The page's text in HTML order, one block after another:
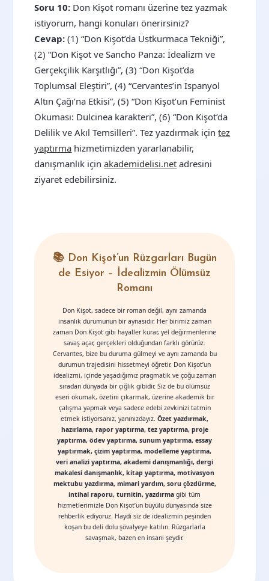
Soru 10: Don Kişot romanı üzerine tez yazmak
istiyorum, hangi konuları önerirsiniz?
Cevap: (1) “Don Kişot’da Üstkurmaca Tekniği”,
(2) “Don Kişot ve Sancho Panza: İdealizm ve
Gerçekçilik Karşıtlığı”, (3) “Don Kişot’da
Toplumsal Eleştiri”, (4) “Cervantes’in İspanyol
Altın Çağı’na Etkisi”, (5) “Don Kişot’un Feminist
Okuması: Dulcinea karakteri”, (6) “Don Kişot’da
Delilik ve Akıl Temsilleri”. Tez yazdırmak içintez
yaptırma hizmetimizden yararlanabilir,
danışmanlık içinakademidelisi.net adresini
ziyaret edebilirsiniz.
📚 Don Kişot’un Rüzgarları Bugün
de Esiyor – İdealizmin Ölümsüz
Romanı
Don Kişot, sadece bir roman değil, aynı zamanda
insanlık durumunun bir aynasıdır. Her birimiz zaman
zaman Don Kişot gibi hayaller kurar, yel değirmenlerine
savaş açar, gerçekleri olduğundan farklı görürüz.
Cervantes, bize bu duruma gülmeyi ve aynı zamanda bu
durumun trajedisini hissetmeyi öğretir. Don Kişot’un
idealizmi, içinde yaşadığımız pragmatik ve çoğu zaman
sıradan dünyada bir çığlık gibidir. Siz de bu ölümsüz
eseri okumak, özetini çıkarmak, üzerine akademik bir
çalışma yapmak veya sadece edebi zevkinizi tatmin
etmek istiyorsanız, yanınızdayız. Özet yazdırmak,
hazırlama, rapor yaptırma, tez yaptırma, proje
yaptırma, ödev yaptırma, sunum yaptırma, essay
yaptırmak, çizim yaptırma, modelleme yaptırma,
veri analizi yaptırma, akademi danışmanlığı, dergi
makalesi danışmanlık, kitap yaptırma, motivasyon
mektubu yazdırma, mimari yardım, soru çözdürme,
intihal raporu, turnitin, yazdırma gibi tüm
hizmetlerimizle Don Kişot’un büyülü dünyasında size
rehberlik ediyoruz. Haydi siz de idealizmin peşinden
koşan bu deli dolu şövalyeye katılın. Rüzgarlarla
savaşmak, bazen en insani şeydir.